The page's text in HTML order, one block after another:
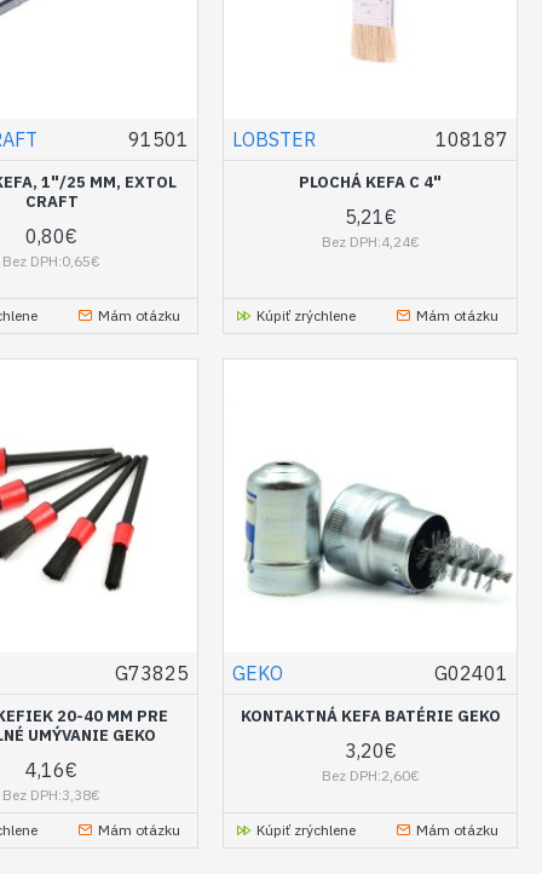
91501
1"/25 MM, EXTOL
CRAFT
0,80€
Bez DPH:0,65€
Mám otázku
LOBSTER 108187
PLOCHÁ KEFA C 4"
5,21€
Bez DPH:4,24€
Kúpiť zrýchlene Mám otázku
G73825
20-40 MM PRE
UMÝVANIE GEKO
4,16€
Bez DPH:3,38€
Mám otázku
GEKO G02401
KONTAKTNÁ KEFA BATÉRIE GEKO
3,20€
Bez DPH:2,60€
Kúpiť zrýchlene Mám otázku